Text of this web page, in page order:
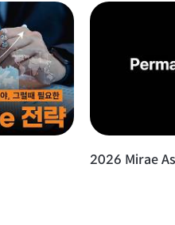
2026 Mirae